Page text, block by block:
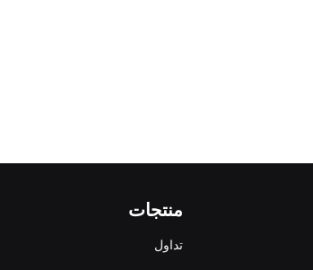
منتجات
تداول